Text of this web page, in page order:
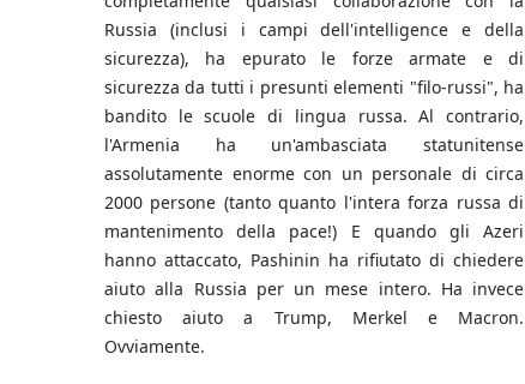
Russia (inclusi i campi dell'intelligence e della
sicurezza), ha epurato le forze armate e di
sicurezza da tutti i presunti elementi "filo-russi", ha
bandito le scuole di lingua russa. Al contrario,
l'Armenia ha un'ambasciata statunitense
assolutamente enorme con un personale di circa
2000 persone (tanto quanto l'intera forza russa di
mantenimento della pace!) E quando gli Azeri
hanno attaccato, Pashinin ha rifiutato di chiedere
aiuto alla Russia per un mese intero. Ha invece
chiesto aiuto a Trump, Merkel e Macron.
Ovviamente.